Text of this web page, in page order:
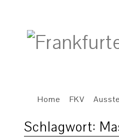
Home FKV
Schlagwort: